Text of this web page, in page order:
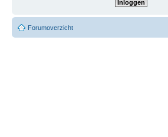
Forumoverzicht